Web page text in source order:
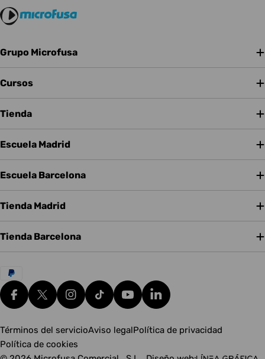
Grupo Microfusa
Cursos
Tienda
Escuela Madrid
Escuela Barcelona
Tienda Madrid
Tienda Barcelona
Métodos
de
pagoFacebookX (Twitter)Instagram
tiktok YouTubeTranslation missing:
Términos del servicioAviso legalPolítica de privacidad
Política de cookies